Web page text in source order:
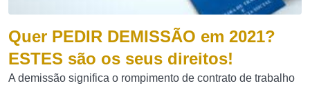
Quer PEDIR DEMISSÃO em 2021?
ESTES são os seus direitos!
A demissão significa o rompimento de contrato de trabalho